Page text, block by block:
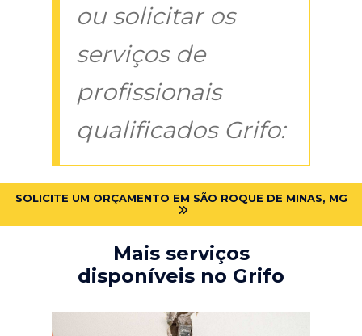
ou solicitar os
serviços de
profissionais
qualificados Grifo:
SOLICITE UM ORÇAMENTO EM SÃO ROQUE DE MINAS, MG
Mais serviços
disponíveis no Grifo